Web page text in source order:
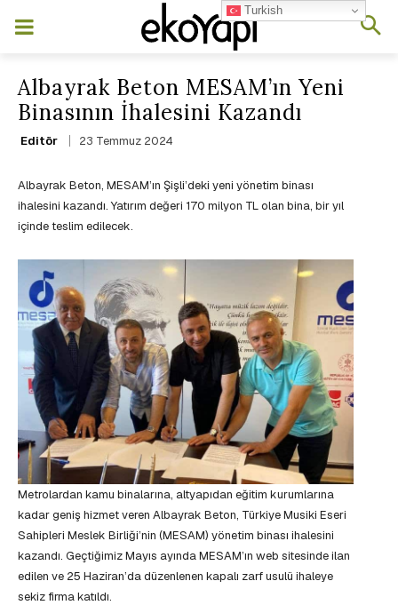
Albayrak Beton MESAM’ın Yeni
Binasının İhalesini Kazandı
Editör 23 Temmuz 2024
Albayrak Beton, MESAM’ın Şişli’deki yeni yönetim binası
ihalesini kazandı. Yatırım değeri 170 milyon TL olan bina, bir yıl
içinde teslim edilecek.
Metrolardan kamu binalarına, altyapıdan eğitim kurumlarına
kadar geniş hizmet veren Albayrak Beton, Türkiye Musiki Eseri
Sahipleri Meslek Birliği’nin (MESAM) yönetim binası ihalesini
kazandı. Geçtiğimiz Mayıs ayında MESAM’ın web sitesinde ilan
edilen ve 25 Haziran’da düzenlenen kapalı zarf usulü ihaleye
sekiz firma katıldı.
Turkish